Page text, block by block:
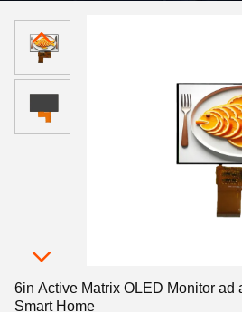
6in Active Matrix OLED Monitor ad
Smart Home